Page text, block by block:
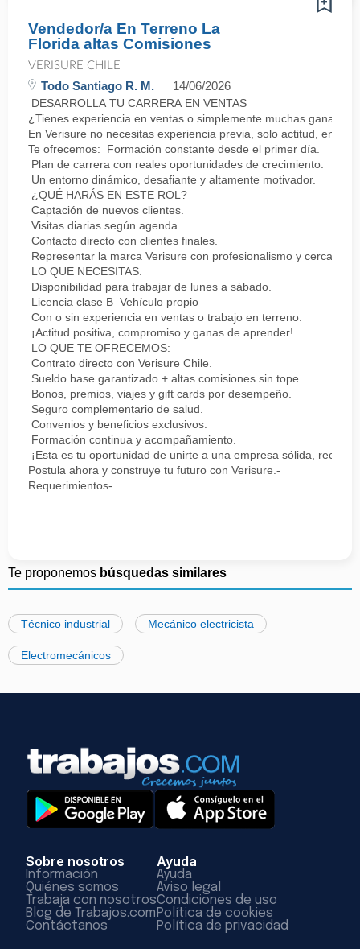
Vendedor/a En Terreno La
Florida altas Comisiones
VERISURE CHILE
Todo Santiago R. M. 14/06/2026
DESARROLLA TU CARRERA EN VENTAS
¿Tienes experiencia en ventas o simplemente muchas ganas
En Verisure no necesitas experiencia previa, solo actitud,
Te ofrecemos: Formación constante desde el primer día.
Plan de carrera con reales oportunidades de crecimiento.
Un entorno dinámico, desafiante y altamente motivador.
¿QUÉ HARÁS EN ESTE ROL?
Captación de nuevos clientes.
Visitas diarias según agenda.
Contacto directo con clientes finales.
Representar la marca Verisure con profesionalismo y cercanía.
LO QUE NECESITAS:
Disponibilidad para trabajar de lunes a sábado.
Licencia clase B Vehículo propio
Con o sin experiencia en ventas o trabajo en terreno.
¡Actitud positiva, compromiso y ganas de aprender!
LO QUE TE OFRECEMOS:
Contrato directo con Verisure Chile.
Sueldo base garantizado + altas comisiones sin tope.
Bonos, premios, viajes y gift cards por desempeño.
Seguro complementario de salud.
Convenios y beneficios exclusivos.
Formación continua y acompañamiento.
¡Esta es tu oportunidad de unirte a una empresa sólida,
Postula ahora y construye tu futuro con Verisure.-
Requerimientos- ...
Te proponemos búsquedas similares
Técnico industrial Mecánico electricista
Electromecánicos
Sobre nosotros
Información
Quiénes somos
Trabaja con nosotros
Blog de Trabajos.com
Contáctanos
Ayuda
Ayuda
Aviso legal
Condiciones de uso
Política de cookies
Política de privacidad